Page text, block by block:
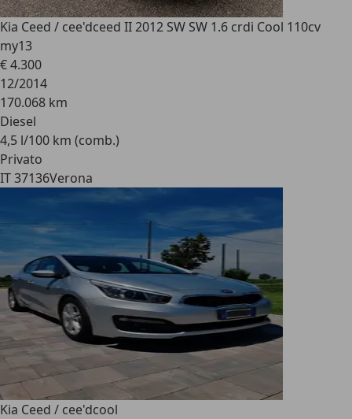
Kia Ceed / cee'dceed II 2012 SW SW 1.6 crdi Cool 110cv
my13
€ 4.300
12/2014
170.068 km
Diesel
4,5 l/100 km (comb.)
Privato
IT 37136Verona
Kia Ceed / cee'dcool